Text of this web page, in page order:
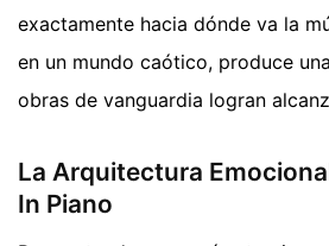
exactamente hacia dónde va la
en un mundo caótico, produce
obras de vanguardia logran
La Arquitectura
In Piano